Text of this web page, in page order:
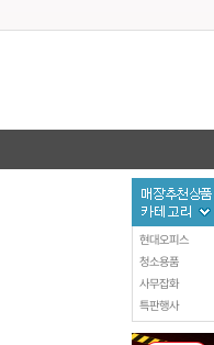
현대오피스
청소용품
사무잡화
특판행사